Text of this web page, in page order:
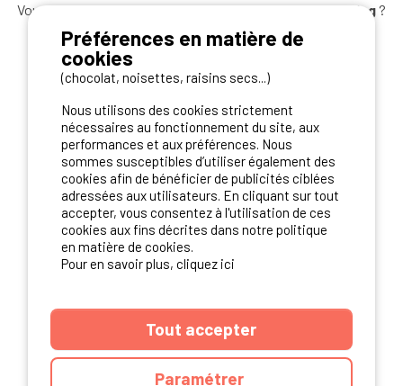
Vous souhaitez bénéficier desmeilleures offres camping ?
Abonnez-vous à la newsletter dès aujourd'hui
NOS PARTENAIRES
Préférences en matière de
cookies
(chocolat, noisettes, raisins secs...)
Nous utilisons des cookies strictement
nécessaires au fonctionnement du site, aux
performances et aux préférences. Nous
sommes susceptibles d’utiliser également des
cookies afin de bénéficier de publicités ciblées
adressées aux utilisateurs. En cliquant sur tout
accepter, vous consentez à l'utilisation de ces
cookies aux fins décrites dans notre politique
en matière de cookies.
Pour en savoir plus, cliquez ici
Tout accepter
Paramétrer